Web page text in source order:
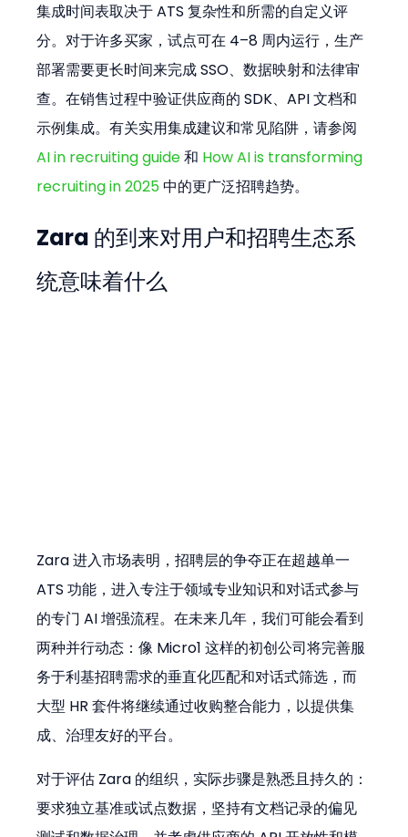
集成时间表取决于 ATS 复杂性和所需的自定义评
分。对于许多买家，试点可在 4–8 周内运行，生产
部署需要更长时间来完成 SSO、数据映射和法律审
查。在销售过程中验证供应商的 SDK、API 文档和
示例集成。有关实用集成建议和常见陷阱，请参阅
AI in recruiting guide 和 How AI is transforming
recruiting in 2025 中的更广泛招聘趋势。
Zara 的到来对用户和招聘生态系
统意味着什么
Zara 进入市场表明，招聘层的争夺正在超越单一
ATS 功能，进入专注于领域专业知识和对话式参与
的专门 AI 增强流程。在未来几年，我们可能会看到
两种并行动态：像 Micro1 这样的初创公司将完善服
务于利基招聘需求的垂直化匹配和对话式筛选，而
大型 HR 套件将继续通过收购整合能力，以提供集
成、治理友好的平台。
对于评估 Zara 的组织，实际步骤是熟悉且持久的：
要求独立基准或试点数据，坚持有文档记录的偏见